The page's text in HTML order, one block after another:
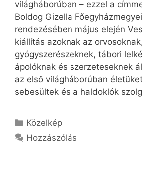
világháborúban – ezzel a
Boldog Gizella
rendezésében május elején
kiállítás azoknak az orvosoknak,
gyógyszerészeknek, tábori
ápolóknak és szerzeteseknek
az első világháborúban
sebesültek és a haldoklók
Kategória
Közelkép
Hozzászólás